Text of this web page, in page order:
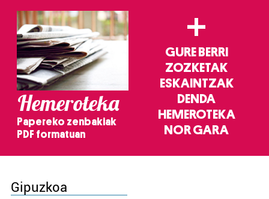
Hemeroteka
Papereko zenbakiak
PDF formatuan
+
GURE BERRI
ZOZKETAK
ESKAINTZAK
DENDA
HEMEROTEKA
NOR GARA
Gipuzkoa